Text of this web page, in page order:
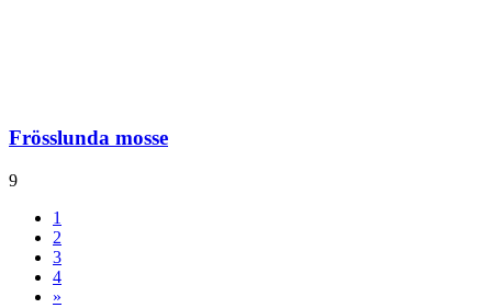
Frösslunda mosse
9
1
2
3
4
»